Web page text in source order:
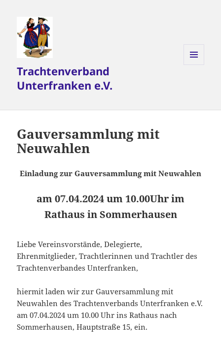
Trachtenverband
Unterfranken e.V.
Gauversammlung mit
Neuwahlen
Einladungzur Gauversammlungmit Neuwahlen
am07.04.2024um 10.00Uhrim
Rathaus in Sommerhausen
Liebe Vereinsvorstände, Delegierte,
Ehrenmitglieder, Trachtlerinnen und Trachtler des
Trachtenverbandes Unterfranken,
hiermit laden wir zur Gauversammlung mit
Neuwahlen des Trachtenverbands Unterfranken e.V.
am 07.04.2024 um 10.00 Uhr ins Rathaus nach
Sommerhausen, Hauptstraße 15, ein.